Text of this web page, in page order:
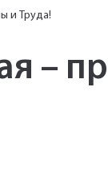
и Труда!
–